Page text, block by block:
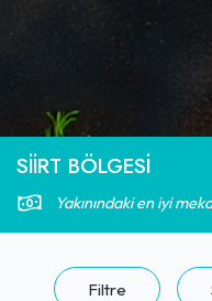
SIIRT BÖLGESI
Yakınındaki en iyi
Filtre